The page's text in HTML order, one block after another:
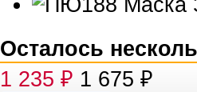
Осталось
1 235 ₽ 1 675 ₽